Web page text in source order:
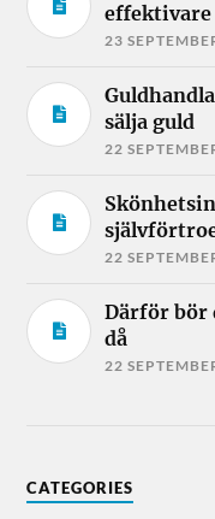
effektivare
23
sälja guld
22
22
Därför bör
då
22
CATEGORIES